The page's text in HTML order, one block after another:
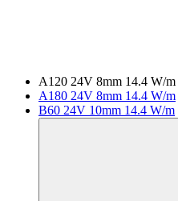
A120 24V 8mm 14.4 W/m
A180 24V 8mm 14.4 W/m
B60 24V 10mm 14.4 W/m